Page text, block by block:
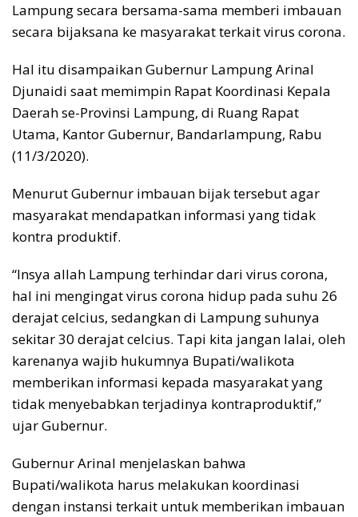
Lampung secara bersama-sama memberi imbauan
secara bijaksana ke masyarakat terkait virus corona.
Hal itu disampaikan Gubernur Lampung Arinal
Djunaidi saat memimpin Rapat Koordinasi Kepala
Daerah se-Provinsi Lampung, di Ruang Rapat
Utama, Kantor Gubernur, Bandarlampung, Rabu
(11/3/2020).
Menurut Gubernur imbauan bijak tersebut agar
masyarakat mendapatkan informasi yang tidak
kontra produktif.
“Insya allah Lampung terhindar dari virus corona,
hal ini mengingat virus corona hidup pada suhu 26
derajat celcius, sedangkan di Lampung suhunya
sekitar 30 derajat celcius. Tapi kita jangan lalai, oleh
karenanya wajib hukumnya Bupati/walikota
memberikan informasi kepada masyarakat yang
tidak menyebabkan terjadinya kontraproduktif,”
ujar Gubernur.
Gubernur Arinal menjelaskan bahwa
Bupati/walikota harus melakukan koordinasi
dengan instansi terkait untuk memberikan imbauan